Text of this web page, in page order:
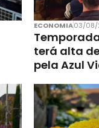
ECONOMIA03/08/
terá alta
pela Azul